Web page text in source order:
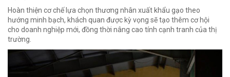
Hoàn thiện cơ chế lựa chọn thương nhân xuất khẩu gạo theo
hướng minh bạch, khách quan được kỳ vọng sẽ tạo thêm cơ hội
cho doanh nghiệp mới, đồng thời nâng cao tính cạnh tranh của thị
trường.